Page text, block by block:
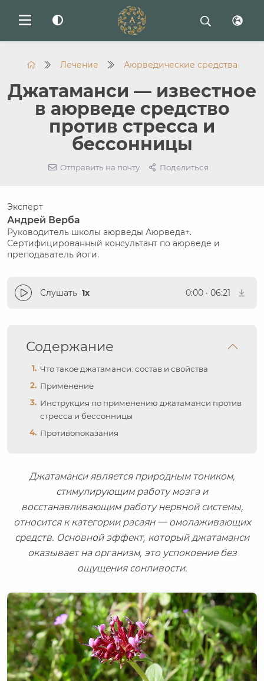
Лечение Аюрведические средства
Джатаманси — известное
в аюрведе средство
против стресса и
бессонницы
Отправить на почту Поделиться
Эксперт
Андрей Верба
Руководитель школы аюрведы Аюрведа+.
Сертифицированный консультант по аюрведе и
преподаватель йоги.
Слушать 1x 0:00 · 06:21
Содержание
Что такое джатаманси: состав и свойства
Применение
Инструкция по применению джатаманси против
стресса и бессонницы
Противопоказания
Джатаманси является природным тоником,
стимулирующим работу мозга и
восстанавливающим работу нервной системы,
относится к категории расаян — омолаживающих
средств. Основной эффект, который джатаманси
оказывает на организм, это успокоение без
ощущения сонливости.